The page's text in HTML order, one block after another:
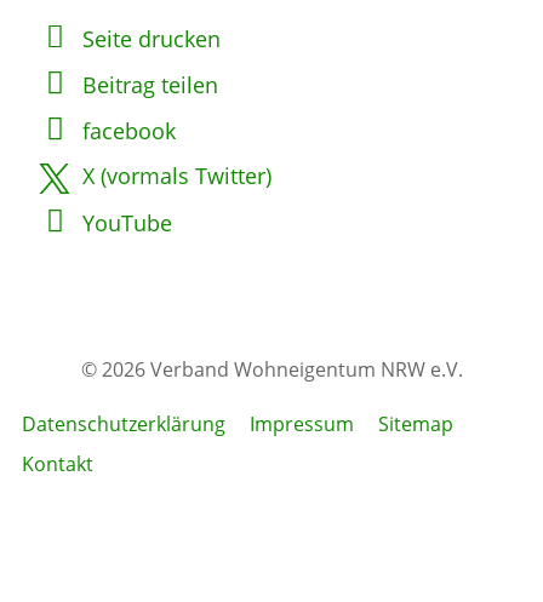
Seite drucken
Beitrag teilen
facebook
X (vormals Twitter)
YouTube
© 2026 Verband Wohneigentum NRW e.V.
Datenschutzerklärung Impressum
Sitemap
Kontakt